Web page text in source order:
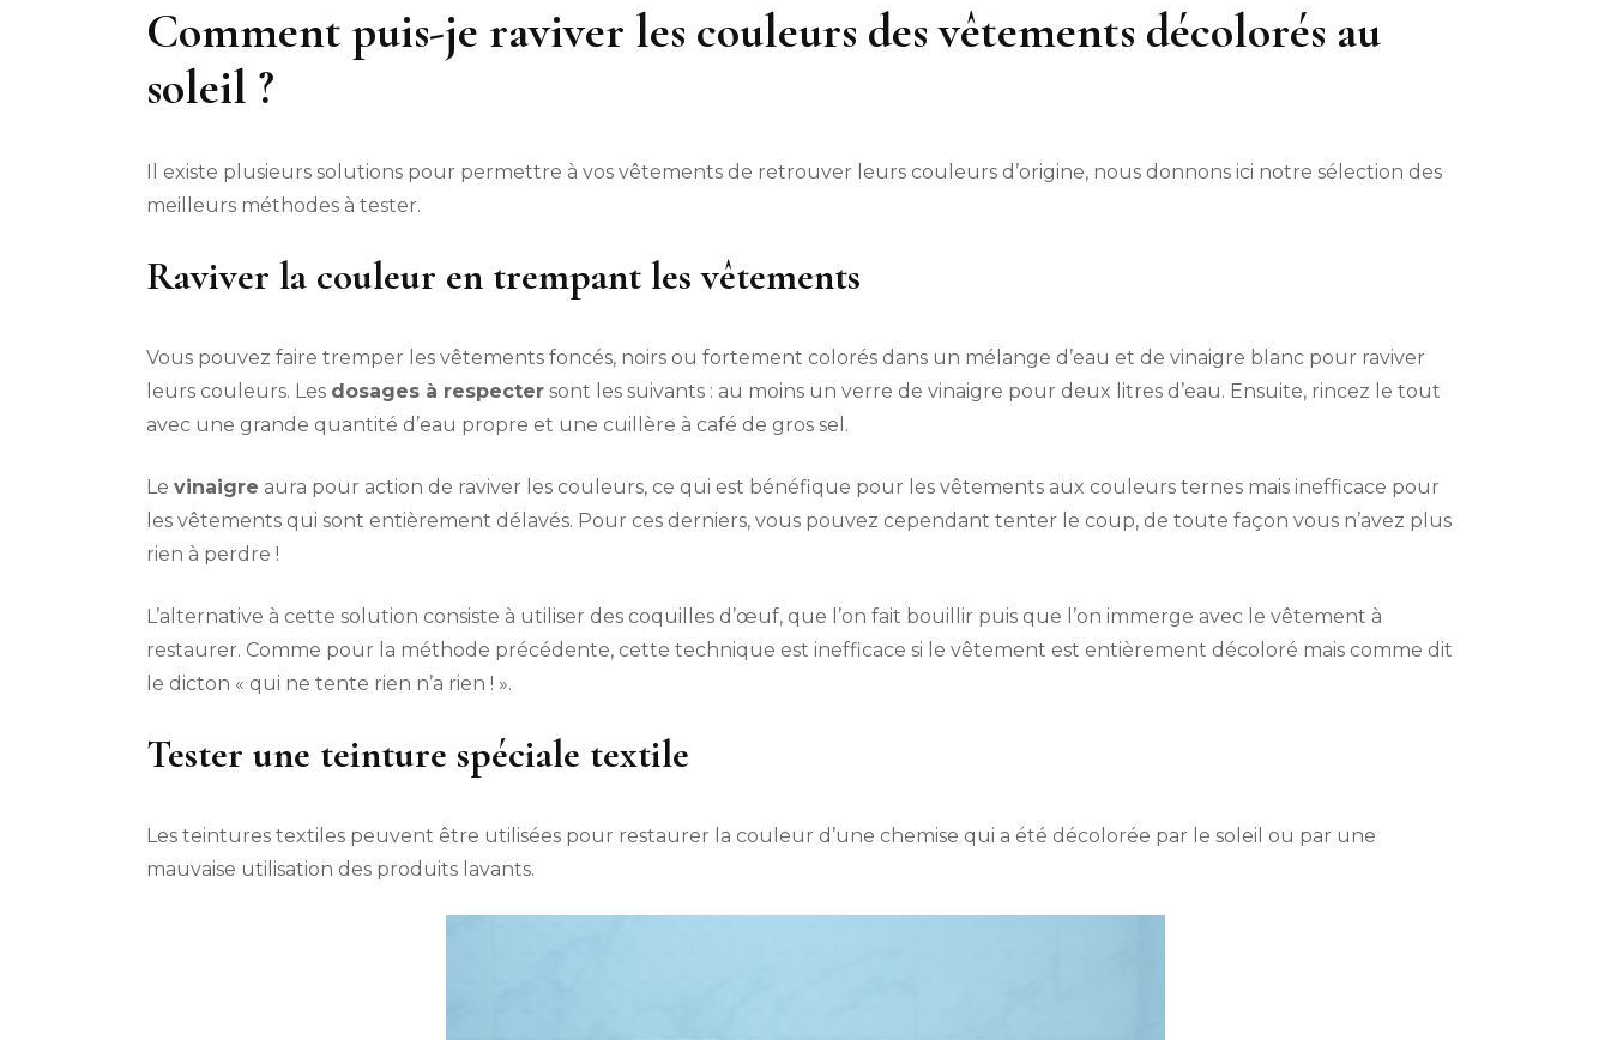
Comment puis-je raviver les couleurs des vêtements décolorés au
soleil ?
Il existe plusieurs solutions pour permettre à vos vêtements de retrouver leurs couleurs d’origine, nous donnons ici notre sélection des
meilleurs méthodes à tester.
Raviver la couleur en trempant les vêtements
Vous pouvez faire tremper les vêtements foncés, noirs ou fortement colorés dans un mélange d’eau et de vinaigre blanc pour raviver
leurs couleurs. Les dosages à respecter sont les suivants : au moins un verre de vinaigre pour deux litres d’eau. Ensuite, rincez le tout
avec une grande quantité d’eau propre et une cuillère à café de gros sel.
Le vinaigre aura pour action de raviver les couleurs, ce qui est bénéfique pour les vêtements aux couleurs ternes mais inefficace pour
les vêtements qui sont entièrement délavés. Pour ces derniers, vous pouvez cependant tenter le coup, de toute façon vous n’avez plus
rien à perdre !
L’alternative à cette solution consiste à utiliser des coquilles d’œuf, que l’on fait bouillir puis que l’on immerge avec le vêtement à
restaurer. Comme pour la méthode précédente, cette technique est inefficace si le vêtement est entièrement décoloré mais comme dit
le dicton « qui ne tente rien n’a rien ! ».
Tester une teinture spéciale textile
Les teintures textiles peuvent être utilisées pour restaurer la couleur d’une chemise qui a été décolorée par le soleil ou par une
mauvaise utilisation des produits lavants.